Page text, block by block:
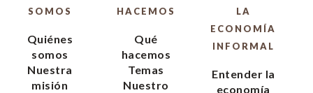
SOMOS
Quiénes
somos
Nuestra
misión
HACEMOS
Qué
hacemos
Temas
Nuestro
LA
ECONOMÍA
INFORMAL
Entender la
economía